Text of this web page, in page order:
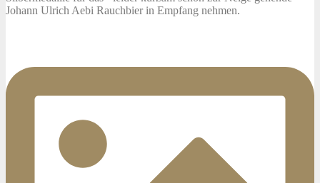
Johann Ulrich Aebi Rauchbier in Empfang nehmen.